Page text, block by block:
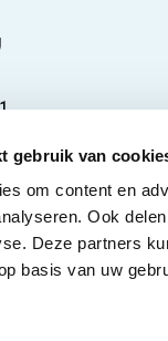
gebruik van
om content en
Ook
Deze partners
basis van uw